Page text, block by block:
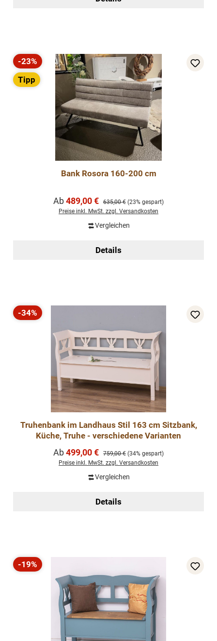
Rabatt
-23%
Tipp
Bank Rosora 160-200 cm
Verkaufspreis:
Ab489,00 € Regulärer Preis:
635,00 € (23% gespart)
Preise inkl. MwSt. zzgl. Versandkosten
Vergleichen
Details
Rabatt
-34%
Truhenbank im Landhaus Stil 163 cm Sitzbank,
Küche, Truhe - verschiedene Varianten
Verkaufspreis:
Ab499,00 € Regulärer Preis:
759,00 € (34% gespart)
Preise inkl. MwSt. zzgl. Versandkosten
Vergleichen
Details
Rabatt
-19%